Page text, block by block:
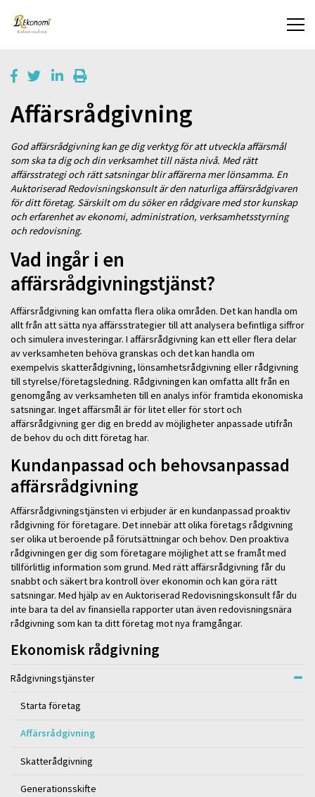
Affärsrådgivning
God affärsrådgivning kan ge dig verktyg för att utveckla affärsmål
som ska ta dig och din verksamhet till nästa nivå. Med rätt
affärsstrategi och rätt satsningar blir affärerna mer lönsamma. En
Auktoriserad Redovisningskonsult är den naturliga affärsrådgivaren
för ditt företag. Särskilt om du söker en rådgivare med stor kunskap
och erfarenhet av ekonomi, administration, verksamhetsstyrning
och redovisning.
Vad ingår i en
affärsrådgivningstjänst?
Affärsrådgivning kan omfatta flera olika områden. Det kan handla om
allt från att sätta nya affärsstrategier till att analysera befintliga siffror
och simulera investeringar. I affärsrådgivning kan ett eller flera delar
av verksamheten behöva granskas och det kan handla om
exempelvis skatterådgivning, lönsamhetsrådgivning eller rådgivning
till styrelse/företagsledning. Rådgivningen kan omfatta allt från en
genomgång av verksamheten till en analys inför framtida ekonomiska
satsningar. Inget affärsmål är för litet eller för stort och
affärsrådgivning ger dig en bredd av möjligheter anpassade utifrån
de behov du och ditt företag har.
Kundanpassad och behovsanpassad
affärsrådgivning
Affärsrådgivningstjänsten vi erbjuder är en kundanpassad proaktiv
rådgivning för företagare. Det innebär att olika företags rådgivning
ser olika ut beroende på förutsättningar och behov. Den proaktiva
rådgivningen ger dig som företagare möjlighet att se framåt med
tillförlitlig information som grund. Med rätt affärsrådgivning får du
snabbt och säkert bra kontroll över ekonomin och kan göra rätt
satsningar. Med hjälp av en Auktoriserad Redovisningskonsult får du
inte bara ta del av finansiella rapporter utan även redovisningsnära
rådgivning som kan ta ditt företag mot nya framgångar.
Ekonomisk rådgivning
Rådgivningstjänster
Starta företag
Affärsrådgivning
Skatterådgivning
Generationsskifte